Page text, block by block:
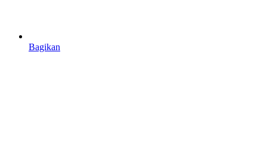
Bagikan